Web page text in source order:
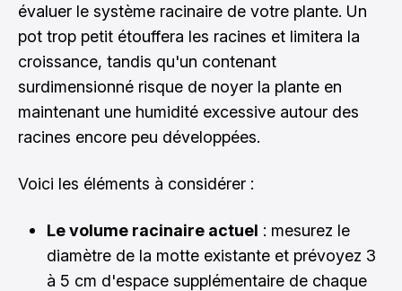
évaluer le système racinaire de votre plante. Un
pot trop petit étouffera les racines et limitera la
croissance, tandis qu'un contenant
surdimensionné risque de noyer la plante en
maintenant une humidité excessive autour des
racines encore peu développées.
Voici les éléments à considérer :
Le volume racinaire actuel : mesurez le
diamètre de la motte existante et prévoyez 3
à 5 cm d'espace supplémentaire de chaque